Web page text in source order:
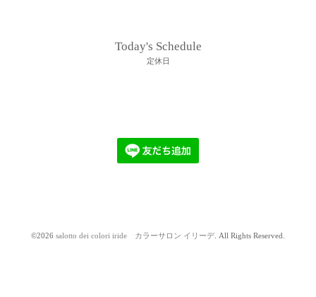
Today's Schedule
定休日
©2026 salotto dei colori iride カラーサロン イリーデ. All Rights Reserved.